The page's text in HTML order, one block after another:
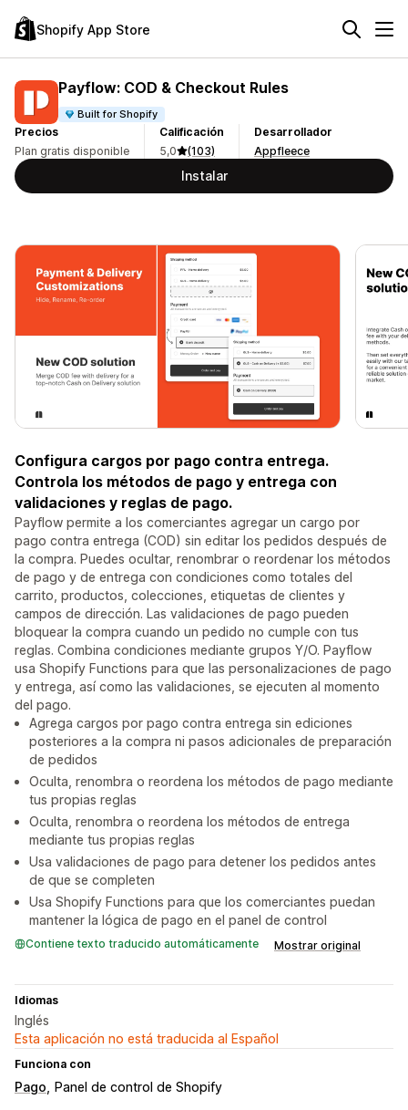
Shopify App Store
Payflow: COD & Checkout Rules
Built for Shopify
Precios
Plan gratis disponible
Calificación
5,0
(103)
Desarrollador
Appfleece
Instalar
Configura cargos por pago contra entrega.
Controla los métodos de pago y entrega con
validaciones y reglas de pago.
Payflow permite a los comerciantes agregar un cargo por
pago contra entrega (COD) sin editar los pedidos después de
la compra. Puedes ocultar, renombrar o reordenar los métodos
de pago y de entrega con condiciones como totales del
carrito, productos, colecciones, etiquetas de clientes y
campos de dirección. Las validaciones de pago pueden
bloquear la compra cuando un pedido no cumple con tus
reglas. Combina condiciones mediante grupos Y/O. Payflow
usa Shopify Functions para que las personalizaciones de pago
y entrega, así como las validaciones, se ejecuten al momento
del pago.
Agrega cargos por pago contra entrega sin ediciones
posteriores a la compra ni pasos adicionales de preparación
de pedidos
Oculta, renombra o reordena los métodos de pago mediante
tus propias reglas
Oculta, renombra o reordena los métodos de entrega
mediante tus propias reglas
Usa validaciones de pago para detener los pedidos antes
de que se completen
Usa Shopify Functions para que los comerciantes puedan
mantener la lógica de pago en el panel de control
Contiene texto traducido automáticamente Mostrar original
Idiomas
Inglés
Esta aplicación no está traducida al Español
Funciona con
Pago Panel de control de Shopify